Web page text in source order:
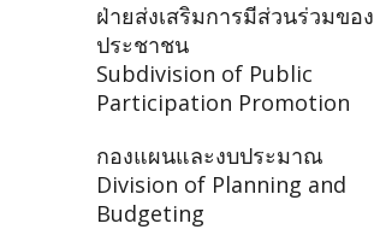
ฝ่ายส่งเสริมการมีส่วนร่วมของ
ประชาชน
Subdivision of Public
Participation Promotion
กองแผนและงบประมาณ
Division of Planning and
Budgeting